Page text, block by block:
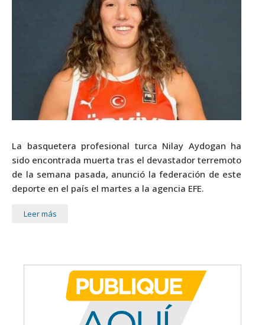
La basquetera profesional turca Nilay Aydogan ha
sido encontrada muerta tras el devastador terremoto
de la semana pasada, anunció la federación de este
deporte en el país el martes a la agencia EFE.
Leer más